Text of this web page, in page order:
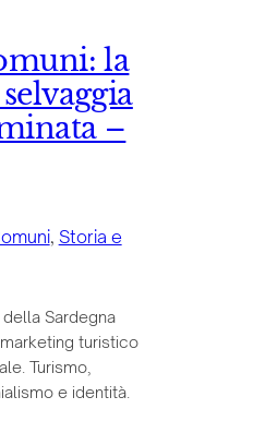
la
–
, Storia e
Sardegna
turistico
Turismo,
e identità.